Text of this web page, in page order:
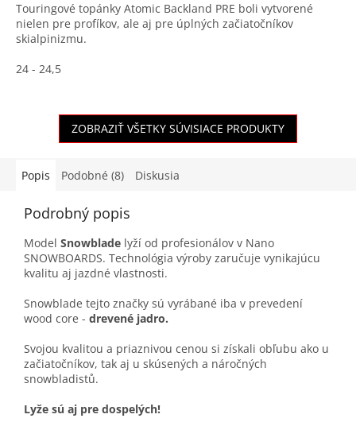
Touringové topánky Atomic Backland PRE boli vytvorené
nielen pre profíkov, ale aj pre úplných začiatočníkov
skialpinizmu.
24 - 24,5
ZOBRAZIŤ VŠETKY SÚVISIACE PRODUKTY
Popis Podobné (8) Diskusia
Podrobný popis
Model Snowblade lyží od profesionálov v Nano
SNOWBOARDS. Technológia výroby zaručuje vynikajúcu
kvalitu aj jazdné vlastnosti.
Snowblade tejto značky sú vyrábané iba v prevedení
wood core - drevené jadro.
Svojou kvalitou a priaznivou cenou si získali obľubu ako u
začiatočníkov, tak aj u skúsených a náročných
snowbladistů.
Lyže sú aj pre dospelých!